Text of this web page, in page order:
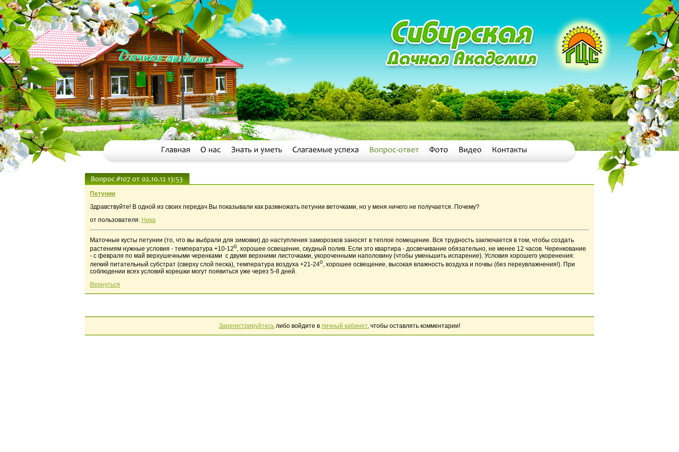
Петунии
Здравствуйте! В одной из своих передач Вы показывали как размножать петунии веточками, но у меня ничего не получается. Почему?
от пользователя: Ника
Маточные кусты петунии (то, что вы выбрали для зимовки) до наступления заморозков заносят в теплое помещение. Вся трудность заключается в том, чтобы создать
растениям нужные условия - температура +10-120, хорошее освещение, скудный полив. Если это квартира - досвечивание обязательно, не менее 12 часов. Черенкование
- с февраля по май верхушечными черенками с двумя верхними листочками, укороченными наполовину (чтобы уменьшить испарение). Условия хорошего укоренения:
легкий питательный субстрат (сверху слой песка), температура воздуха +21-240, хорошее освещение, высокая влажность воздуха и почвы (без переувлажнения!). При
соблюдении всех условий корешки могут появиться уже через 5-8 дней.
Вернуться
Зарегистрируйтесь либо войдите в личный кабинет, чтобы оставлять комментарии!